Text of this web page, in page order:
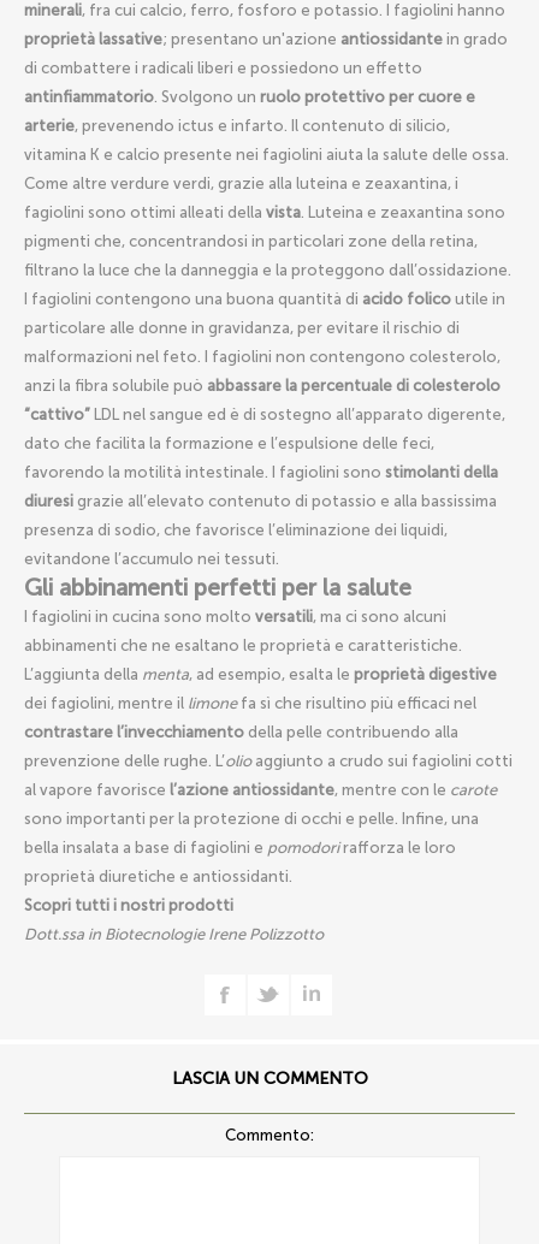
minerali, fra cui calcio, ferro, fosforo e potassio. I fagiolini hanno
proprietà lassative; presentano un'azione antiossidante in grado
di combattere i radicali liberi e possiedono un effetto
antinfiammatorio. Svolgono un ruolo protettivo per cuore e
arterie, prevenendo ictus e infarto. Il contenuto di silicio,
vitamina K e calcio presente nei fagiolini aiuta la salute delle ossa.
Come altre verdure verdi, grazie alla luteina e zeaxantina, i
fagiolini sono ottimi alleati della vista. Luteina e zeaxantina sono
pigmenti che, concentrandosi in particolari zone della retina,
filtrano la luce che la danneggia e la proteggono dall’ossidazione.
I fagiolini contengono una buona quantità di acido folico utile in
particolare alle donne in gravidanza, per evitare il rischio di
malformazioni nel feto. I fagiolini non contengono colesterolo,
anzi la fibra solubile può abbassare la percentuale di colesterolo
“cattivo” LDL nel sangue ed è di sostegno all’apparato digerente,
dato che facilita la formazione e l’espulsione delle feci,
favorendo la motilità intestinale. I fagiolini sono stimolanti della
diuresi grazie all’elevato contenuto di potassio e alla bassissima
presenza di sodio, che favorisce l’eliminazione dei liquidi,
evitandone l’accumulo nei tessuti.
Gli abbinamenti perfetti per la salute
I fagiolini in cucina sono molto versatili, ma ci sono alcuni
abbinamenti che ne esaltano le proprietà e caratteristiche.
L’aggiunta della menta, ad esempio, esalta le proprietà digestive
dei fagiolini, mentre il limonefa sì che risultino più efficaci nel
contrastare l’invecchiamento della pelle contribuendo alla
prevenzione delle rughe. L’olioaggiunto a crudo sui fagiolini cotti
al vapore favorisce l’azione antiossidante, mentre con le carote
sono importanti per la protezione di occhi e pelle. Infine, una
bella insalata a base di fagiolini e pomodorirafforza le loro
proprietà diuretiche e antiossidanti.
Scopri tutti i nostri prodotti
Dott.ssa in Biotecnologie Irene Polizzotto
LASCIA UN COMMENTO
Commento: